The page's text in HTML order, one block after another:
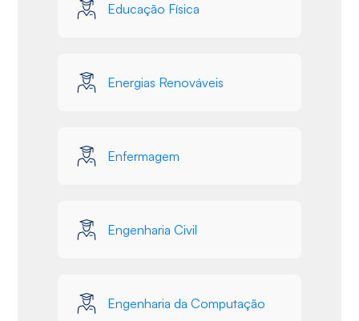
Educação Física
Energias Renováveis
Enfermagem
Engenharia Civil
Engenharia da Computação